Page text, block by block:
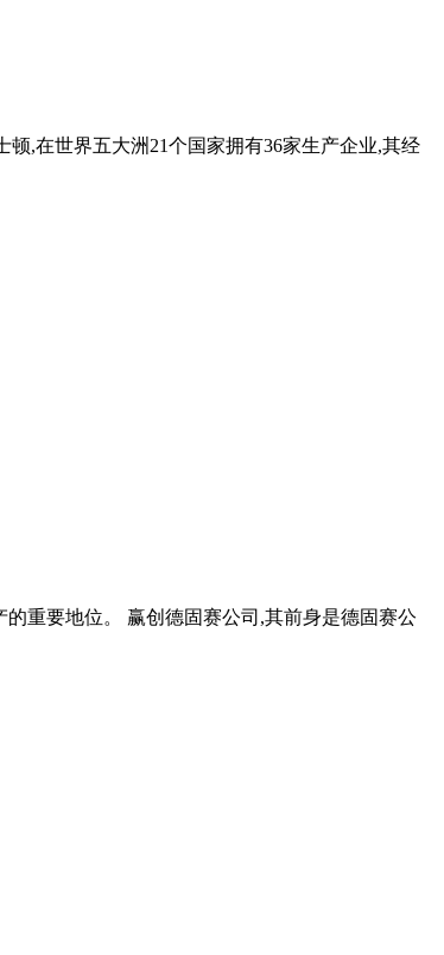
,在世界五大洲21个国家拥有36家生产企业,其经
重要地位。 赢创德固赛公司,其前身是德固赛公